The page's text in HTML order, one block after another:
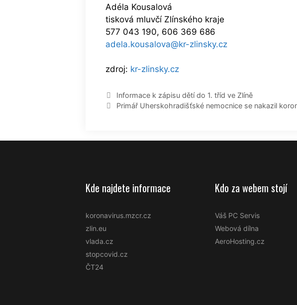
Adéla Kousalová
tisková mluvčí Zlínského kraje
577 043 190, 606 369 686
adela.kousalova@kr-zlinsky.cz
zdroj: kr-zlinsky.cz
Navigace
příspěvků
Informace k zápisu dětí do 1. tříd ve Zlíně
Primář Uherskohradišťské nemocnice se nakazil
Kde najdete informace
koronavirus.mzcr.cz
zlin.eu
vlada.cz
stopcovid.cz
ČT24
Kdo za webem stojí
Váš PC Servis
Webová dílna
AeroHosting.cz